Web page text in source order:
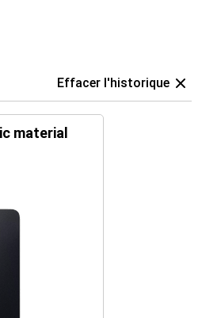
Effacer l'historique
material